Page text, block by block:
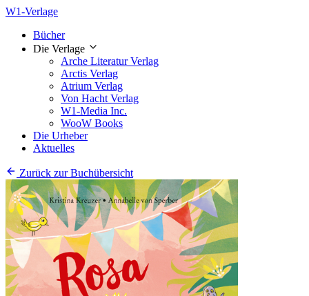
W1-Verlage
Bücher
Die Verlage
Arche Literatur Verlag
Arctis Verlag
Atrium Verlag
Von Hacht Verlag
W1-Media Inc.
WooW Books
Die Urheber
Aktuelles
Zurück zur Buchübersicht